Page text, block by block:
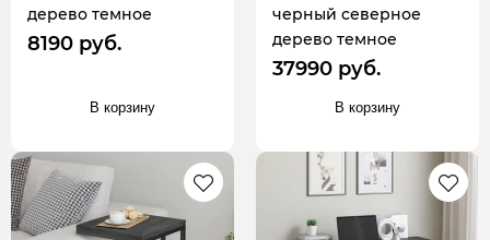
дерево темное
8190 руб.
В корзину
черный северное
дерево темное
37990 руб.
В корзину